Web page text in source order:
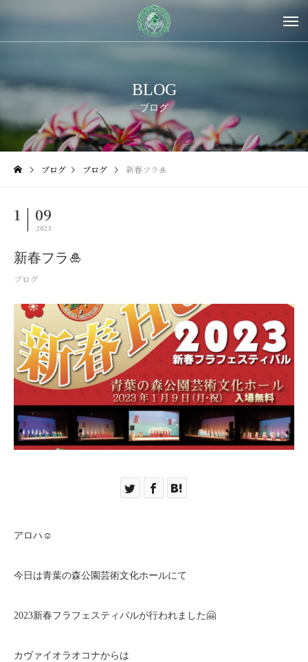
BLOG
ブログ
ブログ ブログ 新春フラ🎍
1 09
2023
新春フラ🎍
ブログ
アロハ☺︎
今日は青葉の森公園芸術文化ホールにて
2023新春フラフェスティバルが行われました🤗
カヴァイオラオコナからは